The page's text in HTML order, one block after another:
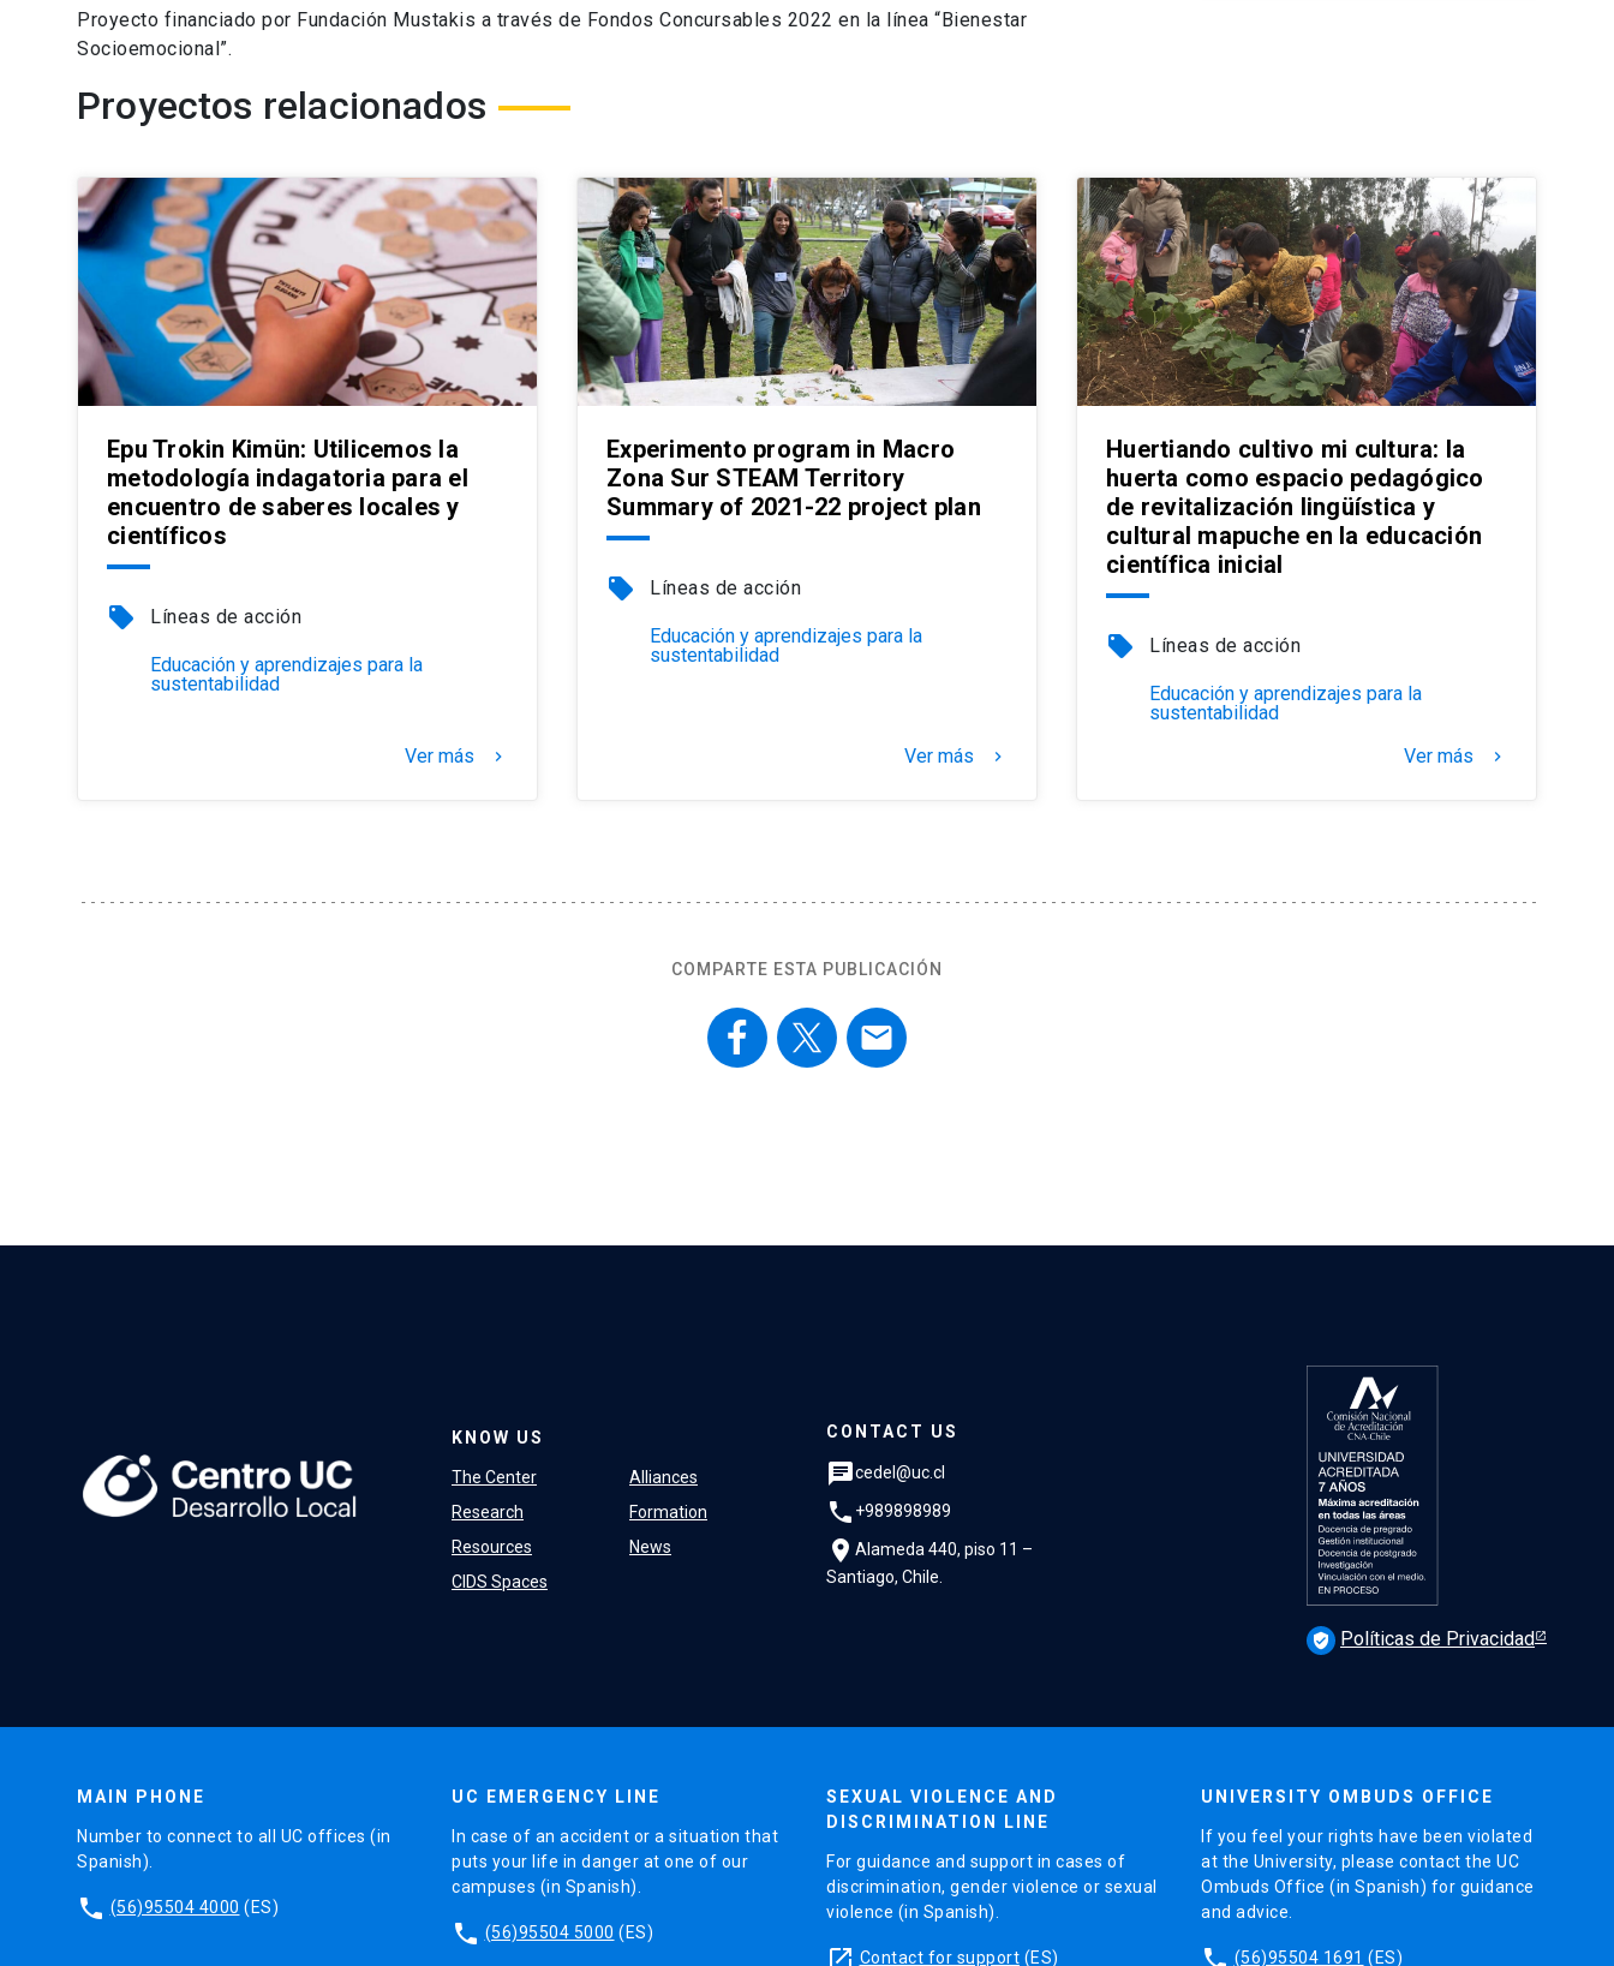
Proyecto financiado por Fundación Mustakis a través de Fondos Concursables 2022 en la línea “Bienestar
Socioemocional”.
Proyectos relacionados
Epu Trokin Kimün: Utilicemos la
metodología indagatoria para el
encuentro de saberes locales y
científicos
local_offer Líneas de acción
Educación y aprendizajes para la
sustentabilidad
Ver más keyboard_arrow_right
Experimento program in Macro
Zona Sur STEAM Territory
Summary of 2021-22 project plan
local_offer Líneas de acción
Educación y aprendizajes para la
sustentabilidad
Ver más keyboard_arrow_right
Huertiando cultivo mi cultura: la
huerta como espacio pedagógico
de revitalización lingüística y
cultural mapuche en la educación
científica inicial
local_offer Líneas de acción
Educación y aprendizajes para la
sustentabilidad
Ver más
keyboard_arrow_right
COMPARTE ESTA PUBLICACIÓN
email
KNOW US
The Center
Research
Resources
CIDS Spaces
Alliances
Formation
News
CONTACT US
chatcedel@uc.cl
phone +989898989
location_on Alameda 440, piso 11 –
Santiago, Chile.
verified_user Políticas de Privacidad
MAIN PHONE
Number to connect to all UC offices (in
Spanish).
phone (56)95504 4000 (ES)
UC EMERGENCY LINE
In case of an accident or a situation that
puts your life in danger at one of our
campuses (in Spanish).
phone (56)95504 5000 (ES)
SEXUAL VIOLENCE AND
DISCRIMINATION LINE
For guidance and support in cases of
discrimination, gender violence or sexual
violence (in Spanish).
launch Contact for support (ES)
UNIVERSITY OMBUDS OFFICE
If you feel your rights have been violated
at the University, please contact the UC
Ombuds Office (in Spanish) for guidance
and advice.
phone (56)95504 1691 (ES)